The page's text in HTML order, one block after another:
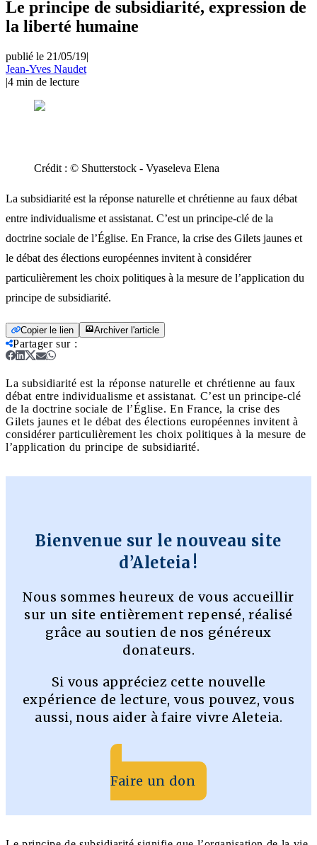
Le principe de subsidiarité, expression de
la liberté humaine
publié le 21/05/19|
Jean-Yves Naudet
|4 min de lecture
Crédit : © Shutterstock - Vyaseleva Elena
La subsidiarité est la réponse naturelle et chrétienne au faux débat
entre individualisme et assistanat. C’est un principe-clé de la
doctrine sociale de l’Église. En France, la crise des Gilets jaunes et
le débat des élections européennes invitent à considérer
particulièrement les choix politiques à la mesure de l’application du
principe de subsidiarité.
Copier le lien Archiver l'article
Partager sur:
La subsidiarité est la réponse naturelle et chrétienne au faux
débat entre individualisme et assistanat. C’est un principe-clé
de la doctrine sociale de l’Église. En France, la crise des
Gilets jaunes et le débat des élections européennes invitent à
considérer particulièrement les choix politiques à la mesure de
l’application du principe de subsidiarité.
Bienvenue sur le nouveau site
d’Aleteia !
Nous sommes heureux de vous accueillir
sur un site entièrement repensé, réalisé
grâce au soutien de nos généreux
donateurs.
Si vous appréciez cette nouvelle
expérience de lecture, vous pouvez, vous
aussi, nous aider à faire vivre Aleteia.
Faire un don